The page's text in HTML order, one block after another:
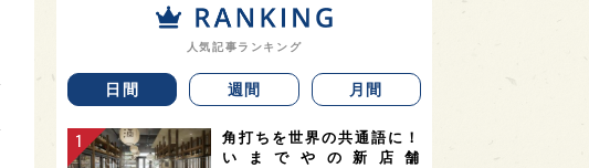
人気記事ランキング
日間 週間 月間
角打ちを世界の共通語に！
いまでやの新店舗